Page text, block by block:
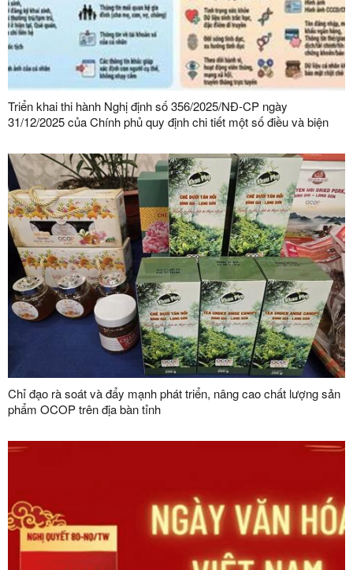
Triển khai thi hành Nghị định số 356/2025/NĐ-CP ngày
31/12/2025 của Chính phủ quy định chi tiết một số điều và biện
Sơn
Chỉ đạo rà soát và đẩy mạnh phát triển, nâng cao chất lượng sản
phẩm OCOP trên địa bàn tỉnh